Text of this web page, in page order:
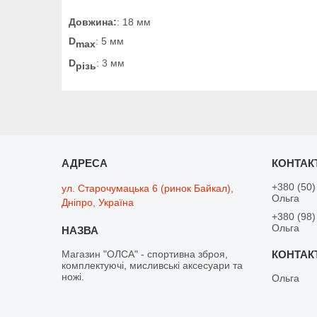
Довжина:: 18 мм
Dmax: 5 мм
Dрізь: 3 мм
ул. Старочумацька 6 (ринок Байкал),
Дніпро, Україна
Магазин "ОЛСА" - спортивна зброя,
комплектуючі, мисливські аксесуари та
ножі.
+380
Ольга
+380
Ольга
Ольга